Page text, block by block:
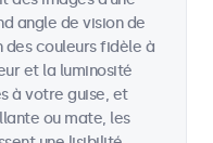
angle de vision de
des couleurs fidèle à
et la luminosité
à votre guise, et
ou mate, les